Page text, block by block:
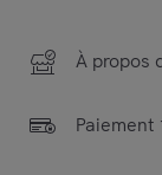
À propos
Paiement